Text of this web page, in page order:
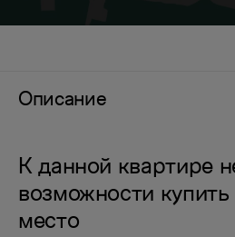
Описание
К данной квартире
возможности
место